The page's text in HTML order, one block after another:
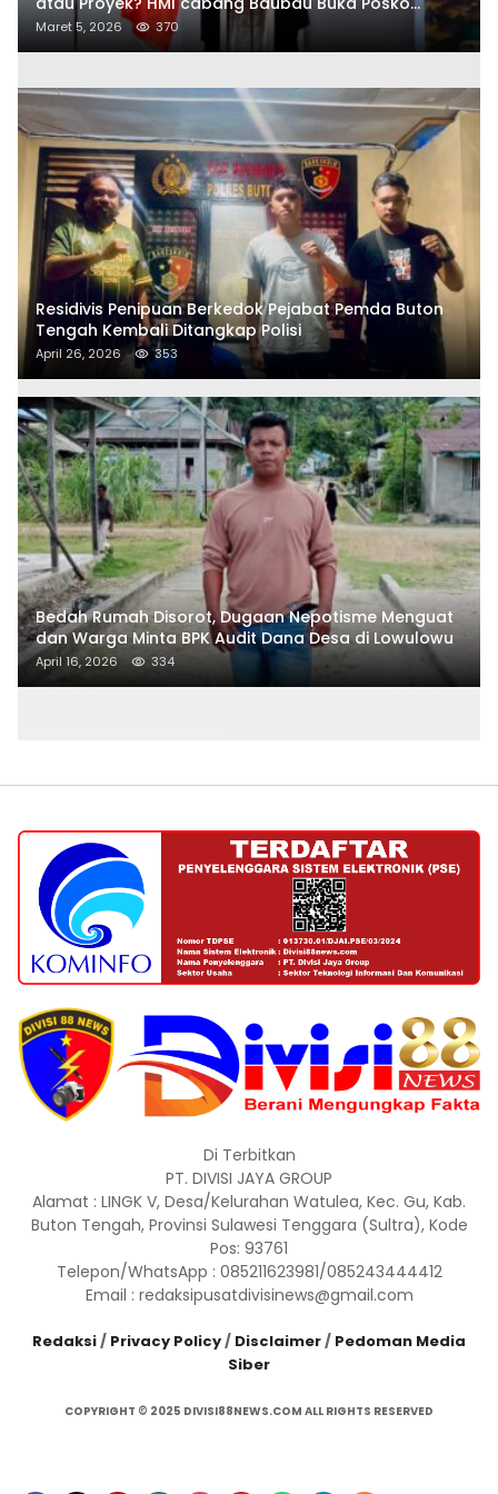
Aduan Masyarakat
Maret 5, 2026 370
Residivis Penipuan Berkedok Pejabat Pemda Buton
Tengah Kembali Ditangkap Polisi
April 26, 2026 353
Bedah Rumah Disorot, Dugaan Nepotisme Menguat
dan Warga Minta BPK Audit Dana Desa di Lowulowu
April 16, 2026 334
Di Terbitkan
PT. DIVISI JAYA GROUP
Alamat : LINGK V, Desa/Kelurahan Watulea, Kec. Gu, Kab.
Buton Tengah, Provinsi Sulawesi Tenggara (Sultra), Kode
Pos: 93761
Telepon/WhatsApp : 085211623981/085243444412
Email : redaksipusatdivisinews@gmail.com
Redaksi/ Privacy Policy/ Disclaimer/ Pedoman Media
Siber
COPYRIGHT © 2025 DIVISI88NEWS.COM ALL RIGHTS RESERVED